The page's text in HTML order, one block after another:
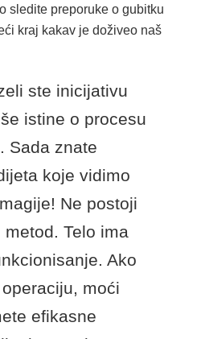
sledite preporuke o gubitku
kraj kakav je doživeo naš
ste inicijativu
istine o procesu
Sada znate
koje vidimo
Ne postoji
Telo ima
Ako
moći
efikasne